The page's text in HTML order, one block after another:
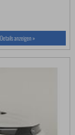
Details anzeigen »